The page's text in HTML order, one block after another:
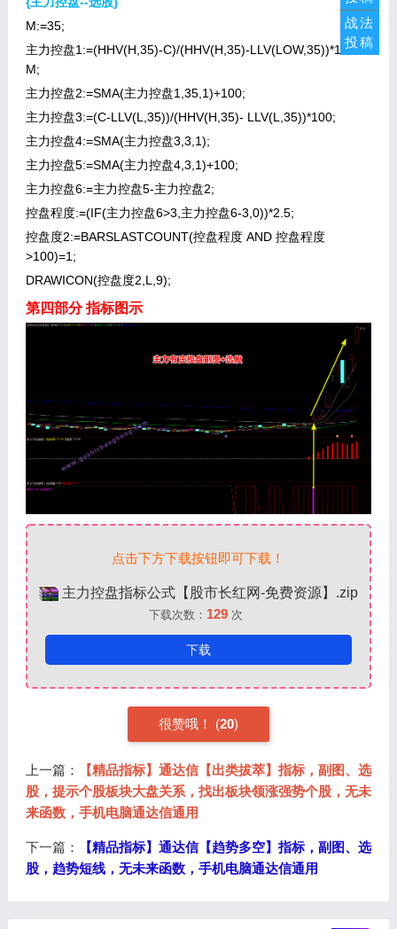
M:=35;
主力控盘1:=(HHV(H,35)-C)/(HHV(H,35)-LLV(LOW,35))*100-
M;
主力控盘2:=SMA(主力控盘1,35,1)+100;
主力控盘3:=(C-LLV(L,35))/(HHV(H,35)- LLV(L,35))*100;
主力控盘4:=SMA(主力控盘3,3,1);
主力控盘5:=SMA(主力控盘4,3,1)+100;
主力控盘6:=主力控盘5-主力控盘2;
控盘程度:=(IF(主力控盘6>3,主力控盘6-3,0))*2.5;
控盘度2:=BARSLASTCOUNT(控盘程度 AND 控盘程度
>100)=1;
DRAWICON(控盘度2,L,9);
第四部分 指标图示
点击下方下载按钮即可下载！
主力控盘指标公式【股市长红网-免费资源】.zip
下载次数： 129 次
下载
很赞哦！ (20)
上一篇：
【精品指标】通达信【出类拔萃】指标，副图、选
股，提示个股板块大盘关系，找出板块领涨强势个股，无未
来函数，手机电脑通达信通用
下一篇：
【精品指标】通达信【趋势多空】指标，副图、选
股，趋势短线，无未来函数，手机电脑通达信通用
战法
投稿